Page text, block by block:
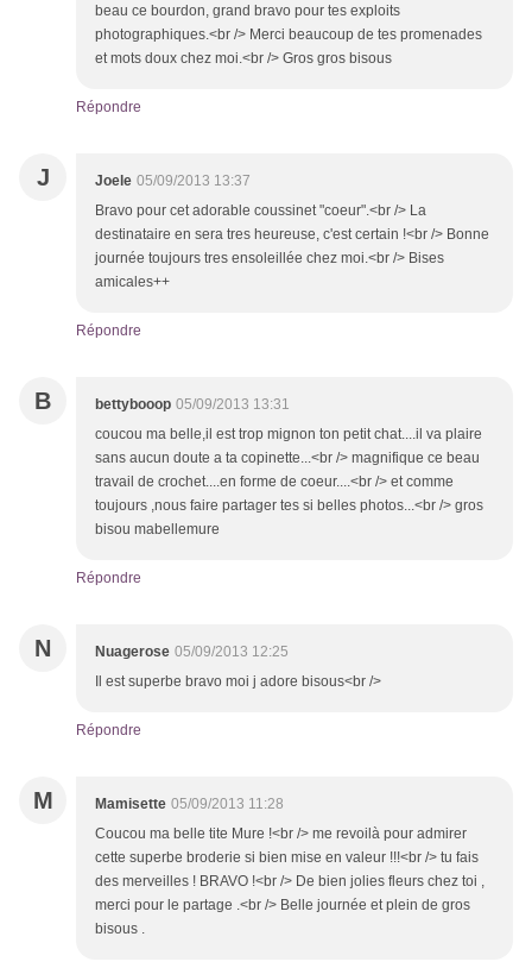
beau ce bourdon, grand bravo pour tes exploits
photographiques.<br /> Merci beaucoup de tes promenades
et mots doux chez moi.<br /> Gros gros bisous
Répondre
J Joele 05/09/2013 13:37
Bravo pour cet adorable coussinet "coeur".<br /> La
destinataire en sera tres heureuse, c'est certain !<br /> Bonne
journée toujours tres ensoleillée chez moi.<br /> Bises
amicales++
Répondre
B bettybooop 05/09/2013 13:31
coucou ma belle,il est trop mignon ton petit chat....il va plaire
sans aucun doute a ta copinette...<br /> magnifique ce beau
travail de crochet....en forme de coeur....<br /> et comme
toujours ,nous faire partager tes si belles photos...<br /> gros
bisou mabellemure
Répondre
N Nuagerose 05/09/2013 12:25
Il est superbe bravo moi j adore bisous<br />
Répondre
M Mamisette 05/09/2013 11:28
Coucou ma belle tite Mure !<br /> me revoilà pour admirer
cette superbe broderie si bien mise en valeur !!!<br /> tu fais
des merveilles ! BRAVO !<br /> De bien jolies fleurs chez toi ,
merci pour le partage .<br /> Belle journée et plein de gros
bisous .